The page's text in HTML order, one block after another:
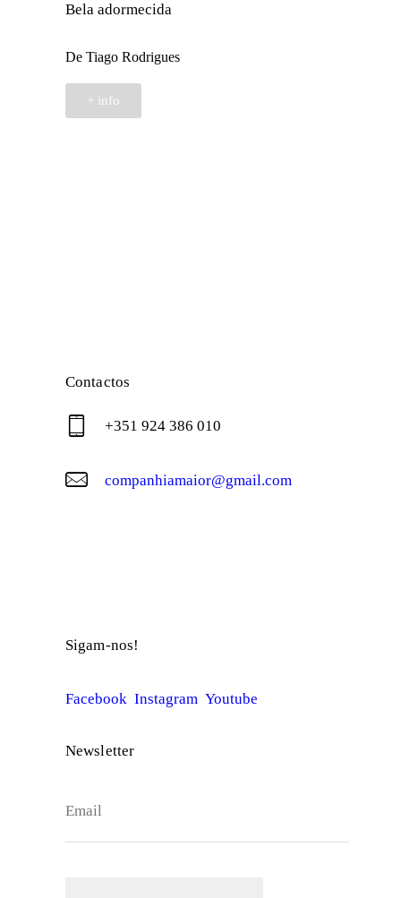
Bela adormecida
De Tiago Rodrigues
+ info
Contactos
+351 924 386 010
companhiamaior@gmail.com
Sigam-nos!
Facebook Instagram Youtube
Newsletter